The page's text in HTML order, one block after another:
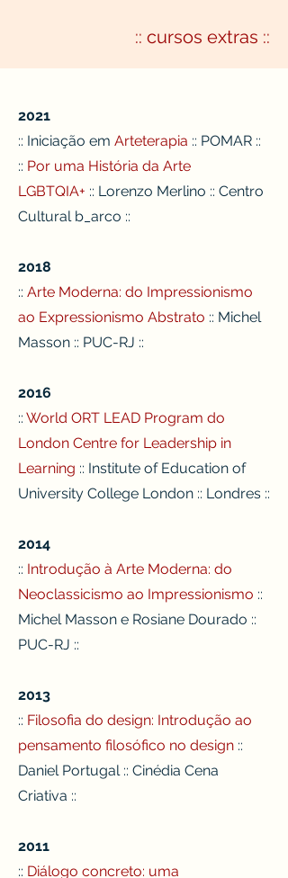
:: cursos extras ::
2021
:: Iniciação em Arteterapia :: POMAR ::
:: Por uma História da Arte
LGBTQIA+ :: Lorenzo Merlino :: Centro
Cultural b_arco ::
2018
:: Arte Moderna: do Impressionismo
ao Expressionismo Abstrato :: Michel
Masson :: PUC-RJ ::
2016
:: World ORT LEAD Program do
London Centre for Leadership in
Learning :: Institute of Education of
University College London :: Londres ::
2014
:: Introdução à Arte Moderna: do
Neoclassicismo ao Impressionismo ::
Michel Masson e Rosiane Dourado ::
PUC-RJ ::
2013
:: Filosofia do design: Introdução ao
pensamento filosófico no design ::
Daniel Portugal :: Cinédia Cena
Criativa ::
2011
:: Diálogo concreto: uma